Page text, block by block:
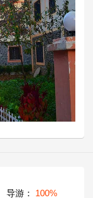
导游： 100%